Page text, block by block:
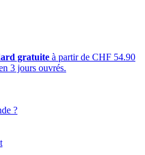
gratuite à partir de CHF 54.90
3 jours ouvrés.
?